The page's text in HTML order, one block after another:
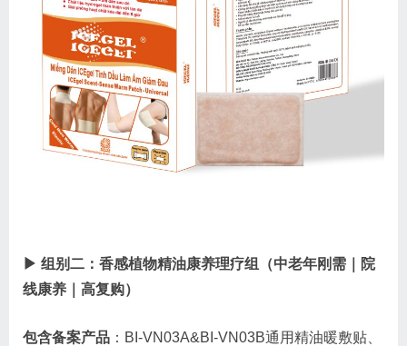
▶ 组别二：香感植物精油康养理疗组（中老年刚需｜院
线康养｜高复购）
包含备案产品 ：BI-VN03A&BI-VN03B通用精油暖敷贴、